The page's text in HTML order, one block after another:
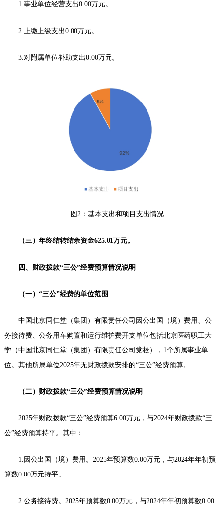
1.事业单位经营支出0.00万元。
2.上缴上级支出0.00万元。
3.对附属单位补助支出0.00万元。
图2：基本支出和项目支出情况
（三）年终结转结余资金625.01万元。
四、财政拨款“三公”经费预算情况说明
（一）“三公”经费的单位范围
中国北京同仁堂（集团）有限责任公司因公出国（境）费用、公
务接待费、公务用车购置和运行维护费开支单位包括北京医药职工大
学（中国北京同仁堂（集团）有限责任公司党校），1个所属事业单
位。其他所属单位2025年无财政拨款安排的“三公”经费预算。
（二）财政拨款“三公”经费预算情况说明
2025年财政拨款“三公”经费预算6.00万元，与2024年财政拨款“三
公”经费预算持平。其中：
1.因公出国（境）费用。2025年预算数0.00万元，与2024年年初预
算数0.00万元持平。
2.公务接待费。2025年预算数0.00万元，与2024年年初预算数0.00